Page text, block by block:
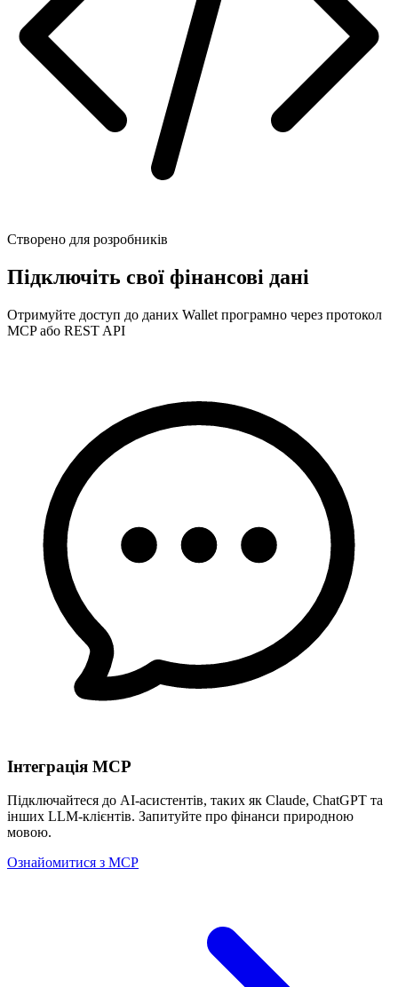
Створено для розробників
Підключіть свої фінансові дані
Отримуйте доступ до даних Wallet програмно через протокол
MCP або REST API
Інтеграція MCP
Підключайтеся до AI-асистентів, таких як Claude, ChatGPT та
інших LLM-клієнтів. Запитуйте про фінанси природною
мовою.
Ознайомитися з MCP